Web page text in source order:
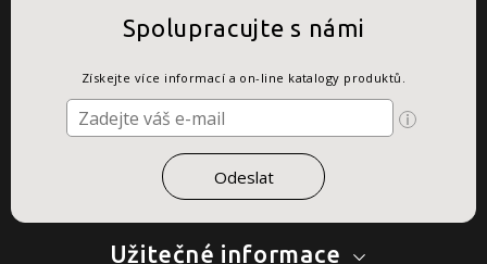
Užitečné informace
Spolupracujte s námi
Získejte více informací a on-line katalogy produktů.